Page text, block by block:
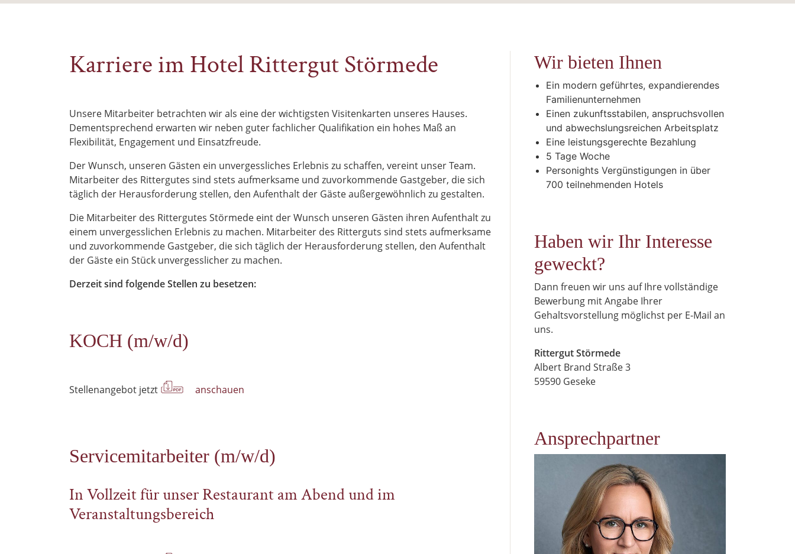
Karriere im Hotel Rittergut Störmede
Unsere Mitarbeiter betrachten wir als eine der wichtigsten Visitenkarten unseres Hauses.
Dementsprechend erwarten wir neben guter fachlicher Qualifikation ein hohes Maß an
Flexibilität, Engagement und Einsatzfreude.
Der Wunsch, unseren Gästen ein unvergessliches Erlebnis zu schaffen, vereint unser Team.
Mitarbeiter des Rittergutes sind stets aufmerksame und zuvorkommende Gastgeber, die sich
täglich der Herausforderung stellen, den Aufenthalt der Gäste außergewöhnlich zu gestalten.
Die Mitarbeiter des Rittergutes Störmede eint der Wunsch unseren Gästen ihren Aufenthalt zu
einem unvergesslichen Erlebnis zu machen. Mitarbeiter des Ritterguts sind stets aufmerksame
und zuvorkommende Gastgeber, die sich täglich der Herausforderung stellen, den Aufenthalt
der Gäste ein Stück unvergesslicher zu machen.
Derzeit sind folgende Stellen zu besetzen:
KOCH (m/w/d)
Stellenangebot jetzt anschauen
Servicemitarbeiter (m/w/d)
In Vollzeit für unser Restaurant am Abend und im
Veranstaltungsbereich
Wir bieten Ihnen
Ein modern geführtes, expandierendes
Familienunternehmen
Einen zukunftsstabilen, anspruchsvollen
und abwechslungsreichen Arbeitsplatz
Eine leistungsgerechte Bezahlung
5 Tage Woche
Personights Vergünstigungen in über
700 teilnehmenden Hotels
Haben wir Ihr Interesse
geweckt?
Dann freuen wir uns auf Ihre vollständige
Bewerbung mit Angabe Ihrer
Gehaltsvorstellung möglichst per E-Mail an
uns.
Rittergut Störmede
Albert Brand Straße 3
59590 Geseke
Ansprechpartner